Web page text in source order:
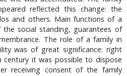
reflected this change: the
and others. Main functions of a
social standing, guarantees of
The role of a family in
was of great significance: right
it was possible to dispose
receiving consent of the family